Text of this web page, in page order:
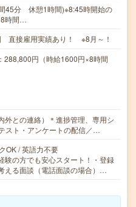
45分 休憩1時間)※8:45時開始の
8時間…
直接雇用実績あり！ ※8月～！
円（時給1600円×8時間
外との連絡）＊進捗管理、専用シ
スト・アンケートの配信／…
OK / 英語力不要
験の方でも安心スタート！・登録
える面談（電話面談の場合）…